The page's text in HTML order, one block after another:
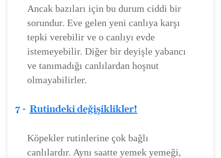
Ancak bazıları için bu durum ciddi bir
sorundur. Eve gelen yeni canlıya karşı
tepki verebilir ve o canlıyı evde
istemeyebilir. Diğer bir deyişle yabancı
ve tanımadığı canlılardan hoşnut
olmayabilirler.
7 - Rutindeki değişiklikler!
Köpekler rutinlerine çok bağlı
canlılardır. Aynı saatte yemek yemeği,